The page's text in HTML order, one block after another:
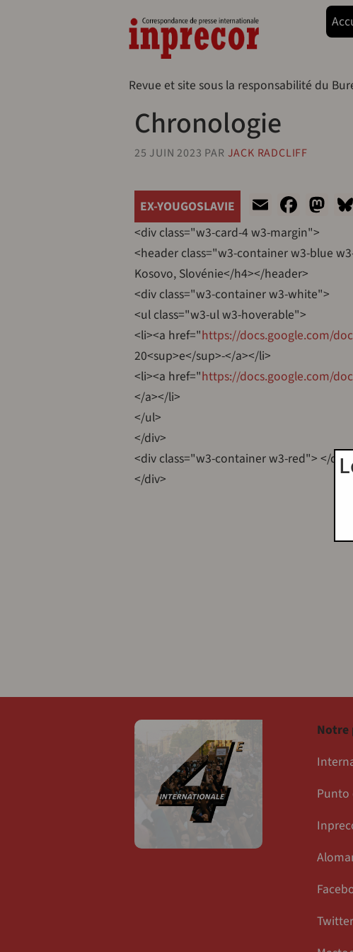
Revue et site sous la responsabilité du
Chronologie
25 JUIN 2023 PAR JACK RADCLIFF
EX-YOUGOSLAVIE Email
<div class="w3-card-4 w3-margin">
<header class="w3-container w3-blue
Kosovo, Slovénie</h4></header>
<div class="w3-container w3-white">
<ul class="w3-ul w3-hoverable">
<li><a href="https://docs.google.com/
20<sup>e</sup>-</a></li>
<li><a href="https://docs.google.com/
</a></li>
</ul>
</div>
<div class="w3-container w3-red"> </div>
</div>
Notre
Punto
Twitter